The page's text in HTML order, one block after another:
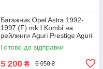
Багажник Opel Astra 1992-
1997 (F) mk I Kombi на
рейлинги Aguri Prestige Aguri
Готово до відправки
5 200 ₴ 6 050 ₴